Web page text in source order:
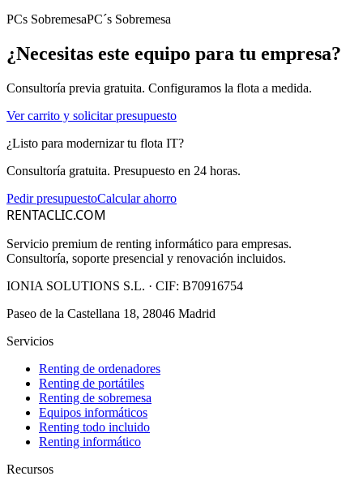
PCs SobremesaPC´s Sobremesa
¿Necesitas este equipo para tu empresa?
Consultoría previa gratuita. Configuramos la flota a medida.
Ver carrito y solicitar presupuesto
¿Listo para modernizar tu flota IT?
Consultoría gratuita. Presupuesto en 24 horas.
Pedir presupuestoCalcular ahorro
RENTACLIC.COM
Servicio premium de renting informático para empresas.
Consultoría, soporte presencial y renovación incluidos.
IONIA SOLUTIONS S.L. · CIF: B70916754
Paseo de la Castellana 18, 28046 Madrid
Servicios
Renting de ordenadores
Renting de portátiles
Renting de sobremesa
Equipos informáticos
Renting todo incluido
Renting informático
Recursos